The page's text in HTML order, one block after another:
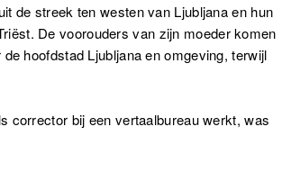
de streek ten westen van Ljubljana en hun
De voorouders van zijn moeder komen
hoofdstad Ljubljana en omgeving, terwijl
corrector bij een vertaalbureau werkt, was